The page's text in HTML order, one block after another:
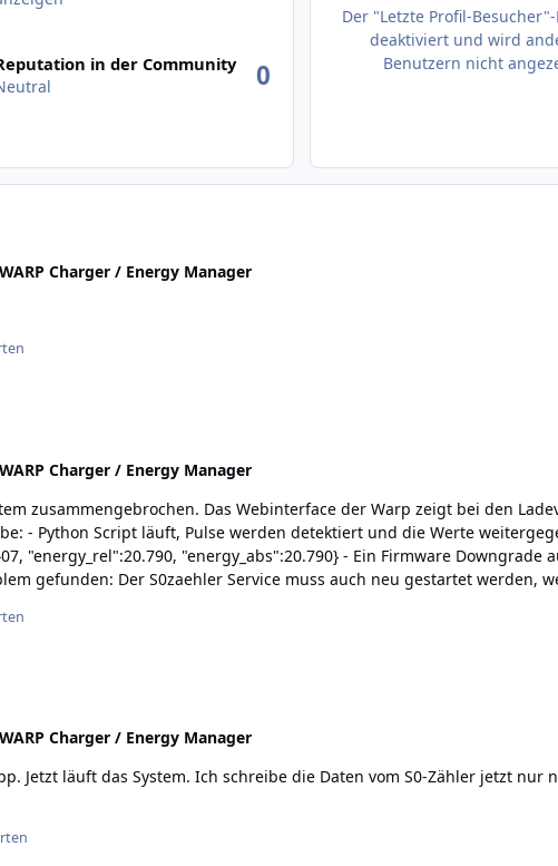
in der Community 0
Der "Letzte Profil-
deaktiviert und wird
Benutzern nicht
WARP Charger / Energy Manager
WARP Charger / Energy Manager
zusammengebrochen. Das Webinterface der Warp zeigt bei den
- Ein Firmware Downgrade auf 2.1.1 oder auch auf ältere Versionen (2.1.0 / 2.0.9) hilft
WARP Charger / Energy Manager
Jetzt läuft das System. Ich schreibe die Daten vom S0-Zähler jetzt nur